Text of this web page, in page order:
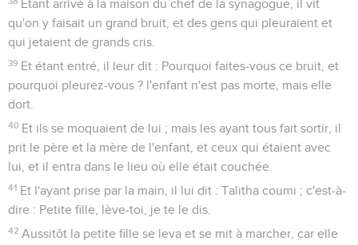
Étant arrivé à la maison du chef de la synagogue, il vit
qu'on y faisait un grand bruit, et des gens qui pleuraient et
qui jetaient de grands cris.
39 Et étant entré, il leur dit : Pourquoi faites-vous ce bruit, et
pourquoi pleurez-vous ? l'enfant n'est pas morte, mais elle
dort.
40 Et ils se moquaient de lui ; mais les ayant tous fait sortir, il
prit le père et la mère de l'enfant, et ceux qui étaient avec
lui, et il entra dans le lieu où elle était couchée.
41 Et l'ayant prise par la main, il lui dit : Talitha coumi ; c'est-à-
dire : Petite fille, lève-toi, je te le dis.
42 Aussitôt la petite fille se leva et se mit à marcher, car elle